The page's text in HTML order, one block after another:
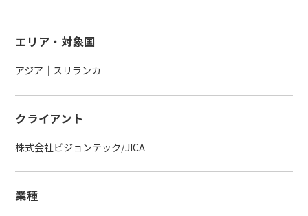
エリア・対象国
アジア｜スリランカ
クライアント
株式会社ビジョンテック/JICA
業種